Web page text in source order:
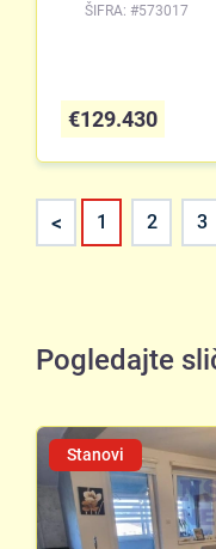
ŠIFRA: #573017
€129.430
< 1 2 3
Pogledajte
Stanovi